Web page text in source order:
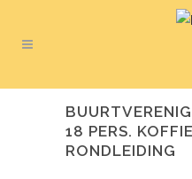
18 PERS.
RONDLEIDING